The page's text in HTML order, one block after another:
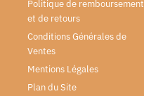
Politique de remboursement
et de retours
Conditions Générales de
Ventes
Mentions Légales
Plan du Site